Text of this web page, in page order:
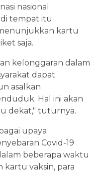
nasional.
di tempat itu
kartu
saja.
kelonggaran dalam
dapat
asalkan
Hal ini akan
dekat," tuturnya.
upaya
Covid-19
beberapa waktu
vaksin, para